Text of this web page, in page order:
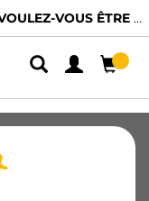
VOUS ÊTRE CLIENT ?